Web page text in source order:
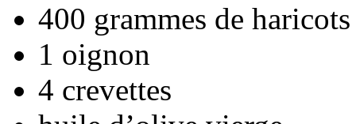
400 grammes de haricots
1 oignon
4 crevettes